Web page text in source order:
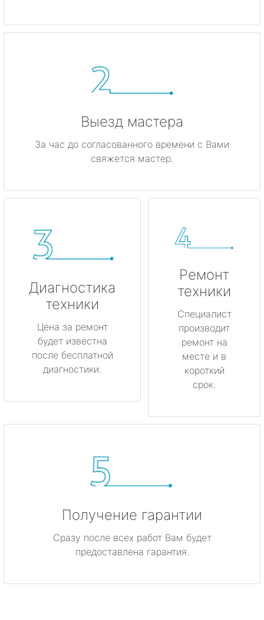
Выезд мастера
За час до согласованного времени с Вами
свяжется мастер.
Диагностика
техники
Цена за ремонт
будет известна
после бесплатной
диагностики.
Ремонт
техники
Специалист
производит
ремонт на
месте и в
короткий
срок.
Получение гарантии
Сразу после всех работ Вам будет
предоставлена гарантия.